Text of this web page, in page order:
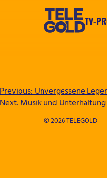
TV-
Previous:Unvergessene
Next:Musik und Unterhaltung
© 2026 TELEGOLD